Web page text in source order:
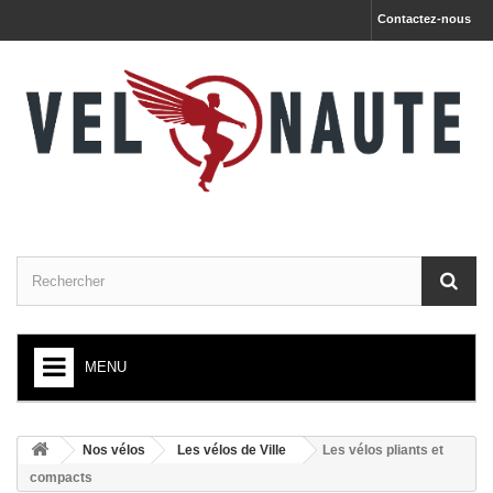
Contactez-nous
MENU
NOS VÉLOS
Nos vélos Les vélos de Ville
Les vélos pliants et
compacts